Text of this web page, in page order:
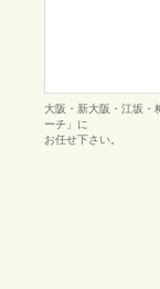
大阪・新大阪・江坂・
ーチ」に
お任せ下さい。